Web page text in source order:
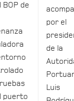
BOP de
puerto
por el
de la
Luis